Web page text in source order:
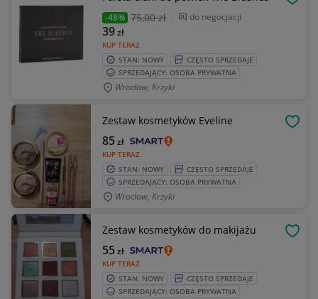
-48% 75,00 zł do negocjacji
KUP TERAZ
39zł
STAN: NOWY
CZĘSTO SPRZEDAJE
SPRZEDAJĄCY: OSOBA PRYWATNA
Wrocław, Krzyki
Zestaw kosmetyków Eveline
KUP TERAZ
85zł
STAN: NOWY
CZĘSTO SPRZEDAJE
SPRZEDAJĄCY: OSOBA PRYWATNA
Wrocław, Krzyki
Zestaw kosmetyków do makijażu
KUP TERAZ
55zł
STAN: NOWY
CZĘSTO SPRZEDAJE
SPRZEDAJĄCY: OSOBA PRYWATNA